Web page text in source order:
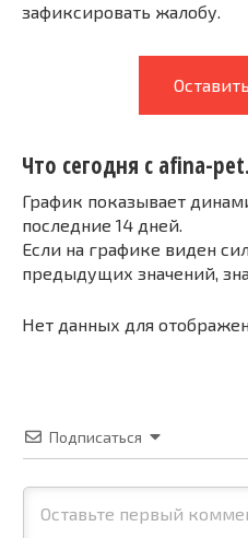
зафиксировать жалобу.
Что сегодня с afina-
График показывает
последние 14 дней.
Если на графике виден
предыдущих значений,
Нет данных для
Подписаться